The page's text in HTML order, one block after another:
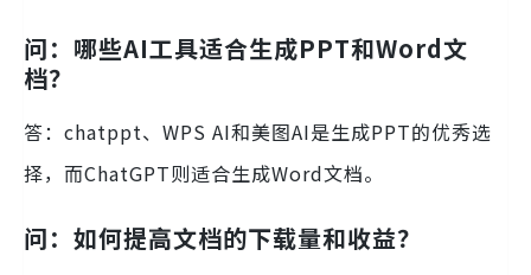
问：哪些AI工具适合生成PPT和Word文
档？
答：chatppt、WPS AI和美图AI是生成PPT的优秀选
择，而ChatGPT则适合生成Word文档。
问：如何提高文档的下载量和收益？